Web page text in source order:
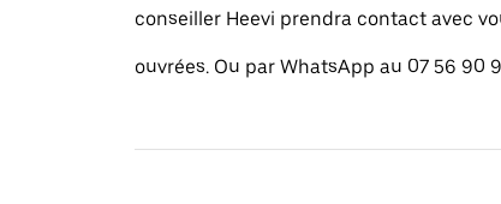
conseiller Heevi prendra contact avec
ouvrées. Ou par WhatsApp au 07 56 90